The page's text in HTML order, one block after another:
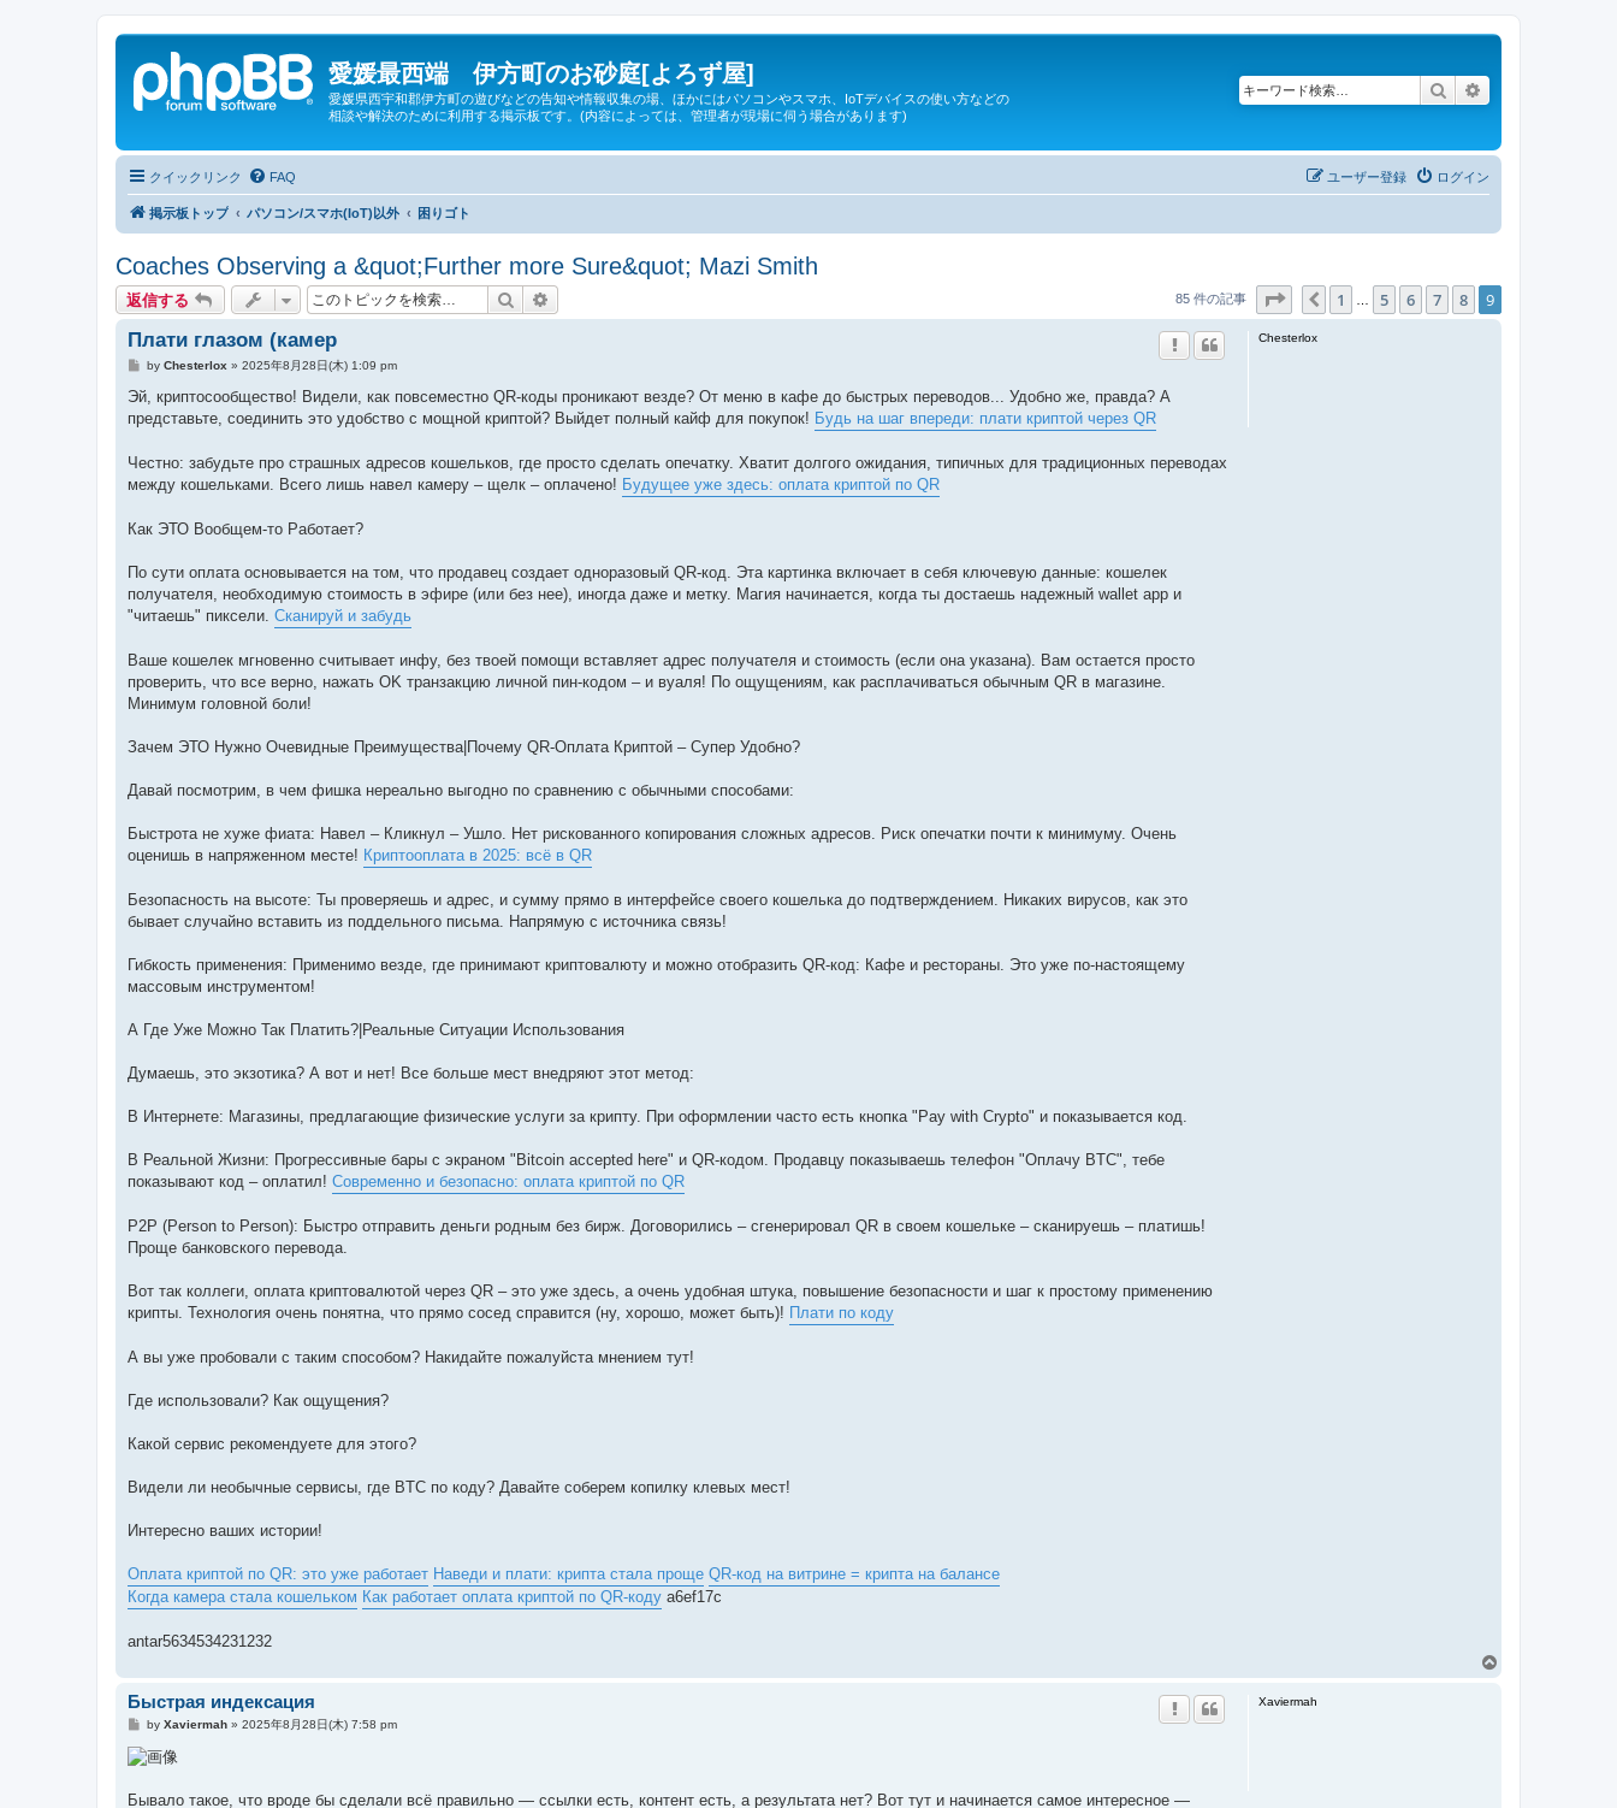
愛媛最西端 伊方町のお砂庭[よろず屋]
愛媛県西宇和郡伊方町の遊びなどの告知や情報収集の場、ほかにはパソコンやスマホ、IoTデバイスの使い方などの
相談や解決のために利用する掲示板です。(内容によっては、管理者が現場に伺う場合があります)
検索
クイックリンク FAQ ログイン
ユーザー登録
掲示板トップ パソコン/スマホ(IoT)以外 困りゴト
Coaches Observing a &quot;Further more Sure&quot; Mazi Smith
返信する 検索 85 件の記事 ページ 9１つ前へ
1 5 6 7 8 9
Chesterlox
Плати глазом (камер
投
記
事
by Chesterlox » 2025年8月28日(木) 1:09 pm
Эй, криптосообщество! Видели, как повсеместно QR-коды проникают везде? От меню в кафе до быстрых переводов... Удобно же, правда? А
представьте, соединить это удобство с мощной криптой? Выйдет полный кайф для покупок! Будь на шаг впереди: плати криптой через QR
Честно: забудьте про страшных адресов кошельков, где просто сделать опечатку. Хватит долгого ожидания, типичных для традиционных переводах
между кошельками. Всего лишь навел камеру – щелк – оплачено! Будущее уже здесь: оплата криптой по QR
Как ЭТО Вообщем-то Работает?
По сути оплата основывается на том, что продавец создает одноразовый QR-код. Эта картинка включает в себя ключевую данные: кошелек
получателя, необходимую стоимость в эфире (или без нее), иногда даже и метку. Магия начинается, когда ты достаешь надежный wallet app и
"читаешь" пиксели. Сканируй и забудь
Ваше кошелек мгновенно считывает инфу, без твоей помощи вставляет адрес получателя и стоимость (если она указана). Вам остается просто
проверить, что все верно, нажать OK транзакцию личной пин-кодом – и вуаля! По ощущениям, как расплачиваться обычным QR в магазине.
Минимум головной боли!
Зачем ЭТО Нужно Очевидные Преимущества|Почему QR-Оплата Криптой – Супер Удобно?
Давай посмотрим, в чем фишка нереально выгодно по сравнению с обычными способами:
Быстрота не хуже фиата: Навел – Кликнул – Ушло. Нет рискованного копирования сложных адресов. Риск опечатки почти к минимуму. Очень
оценишь в напряженном месте! Криптооплата в 2025: всё в QR
Безопасность на высоте: Ты проверяешь и адрес, и сумму прямо в интерфейсе своего кошелька до подтверждением. Никаких вирусов, как это
бывает случайно вставить из поддельного письма. Напрямую с источника связь!
Гибкость применения: Применимо везде, где принимают криптовалюту и можно отобразить QR-код: Кафе и рестораны. Это уже по-настоящему
массовым инструментом!
А Где Уже Можно Так Платить?|Реальные Ситуации Использования
Думаешь, это экзотика? А вот и нет! Все больше мест внедряют этот метод:
В Интернете: Магазины, предлагающие физические услуги за крипту. При оформлении часто есть кнопка "Pay with Crypto" и показывается код.
В Реальной Жизни: Прогрессивные бары с экраном "Bitcoin accepted here" и QR-кодом. Продавцу показываешь телефон "Оплачу BTC", тебе
показывают код – оплатил! Современно и безопасно: оплата криптой по QR
P2P (Person to Person): Быстро отправить деньги родным без бирж. Договорились – сгенерировал QR в своем кошельке – сканируешь – платишь!
Проще банковского перевода.
Вот так коллеги, оплата криптовалютой через QR – это уже здесь, а очень удобная штука, повышение безопасности и шаг к простому применению
крипты. Технология очень понятна, что прямо сосед справится (ну, хорошо, может быть)! Плати по коду
А вы уже пробовали с таким способом? Накидайте пожалуйста мнением тут!
Где использовали? Как ощущения?
Какой сервис рекомендуете для этого?
Видели ли необычные сервисы, где BTC по коду? Давайте соберем копилку клевых мест!
Интересно ваших истории!
Оплата криптой по QR: это уже работает Наведи и плати: крипта стала проще QR-код на витрине = крипта на балансе
Когда камера стала кошельком Как работает оплата криптой по QR-коду a6ef17c
antar5634534231232
Xaviermah
Быстрая индексация
投
記
事
by Xaviermah» 2025年8月28日(木) 7:58 pm
Бывало такое, что вроде бы сделали всё правильно — ссылки есть, контент есть, а результата нет? Вот тут и начинается самое интересное —